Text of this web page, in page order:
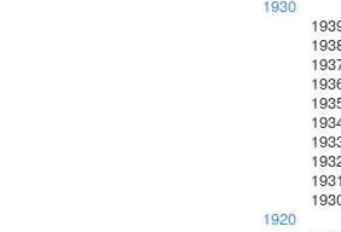
1930
1931
1920